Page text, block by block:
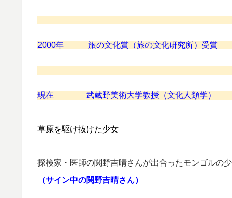
2000年 旅の文化賞（旅の文化研究所）受賞
現在 武蔵野美術大学教授（文化人類学）
草原を駆け抜けた少女
探検家・医師の関野吉晴さんが出合ったモンゴルの
（サイン中の関野吉晴さん）